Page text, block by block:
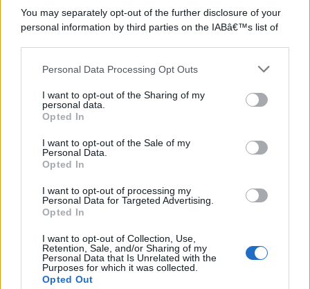
You may separately opt-out of the further disclosure of your
personal information by third parties on the IABâ€™s list of
This information may also be disclosed by us to third parties
further disclose it to other third parties.
Please note that this website/app uses one or more Google
services and may gather and store information including but
not limited to your visit or usage behaviour. You may click to
grant or deny consent to Google and its third-party tags to
consent section.
Personal Data Processing Opt Outs
I want to opt-out of the Sharing of my
personal data.
Opted In
I want to opt-out of the Sale of my
Personal Data.
Opted In
I want to opt-out of processing my
Personal Data for Targeted Advertising.
Opted In
I want to opt-out of Collection, Use,
Retention, Sale, and/or Sharing of my
Personal Data that Is Unrelated with the
Purposes for which it was collected.
Opted Out